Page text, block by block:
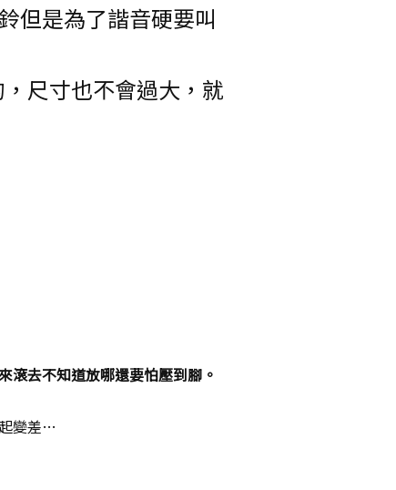
但是為了諧音硬要叫
尺寸也不會過大，就
滾去不知道放哪還要怕壓到腳。
變差…